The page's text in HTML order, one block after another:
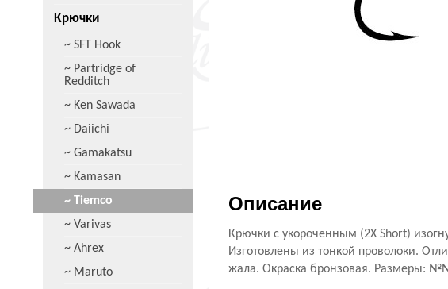
Крючки
~ SFT Hook
~ Partridge of
Redditch
~ Ken Sawada
~ Daiichi
~ Gamakatsu
~ Kamasan
~ Tiemco
~ Varivas
~ Ahrex
~ Maruto
Описание
Крючки с укороченным (2X Short)
Изготовлены из тонкой проволоки.
жала. Окраска бронзовая. Размеры: